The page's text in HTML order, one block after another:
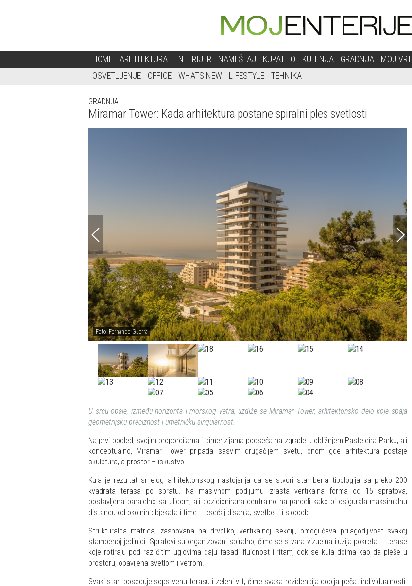
HOME ARHITEKTURA ENTERIJER NAMEŠTAJ KUPATILO KUHINJA GRADNJA MOJ VRT
OSVETLJENJE
OFFICE WHATS NEW LIFESTYLE TEHNIKA
GRADNJA
Miramar Tower: Kada arhitektura postane spiralni ples svetlosti
Foto: Fernando Guerra
U srcu obale, između horizonta i morskog vetra, uzdiže se Miramar Tower, arhitektonsko delo koje spaja
geometrijsku preciznost i umetničku singularnost.
Na prvi pogled, svojim proporcijama i dimenzijama podseća na zgrade u obližnjem Pasteleira Parku, ali
konceptualno, Miramar Tower pripada sasvim drugačijem svetu, onom gde arhitektura postaje
skulptura, a prostor – iskustvo.
Kula je rezultat smelog arhitektonskog nastojanja da se stvori stambena tipologija sa preko 200
kvadrata terasa po spratu. Na masivnom podijumu izrasta vertikalna forma od 15 spratova,
postavljena paralelno sa ulicom, ali pozicionirana centralno na parceli kako bi osigurala maksimalnu
distancu od okolnih objekata i time – osećaj disanja, svetlosti i slobode.
Strukturalna matrica, zasnovana na drvolikoj vertikalnoj sekciji, omogućava prilagodljivost svakoj
stambenoj jedinici. Spratovi su organizovani spiralno, čime se stvara vizuelna iluzija pokreta – terase
koje rotiraju pod različitim uglovima daju fasadi fluidnost i ritam, dok se kula doima kao da pleše u
prostoru, obavijena svetlom i vetrom.
Svaki stan poseduje sopstvenu terasu i zeleni vrt, čime svaka rezidencija dobija pečat individualnosti.